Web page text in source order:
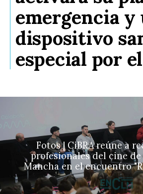
emergencia y
dispositivo
especial por
Fotos | CiBRA reúne a
profesionales del cine
Mancha en el encuentro